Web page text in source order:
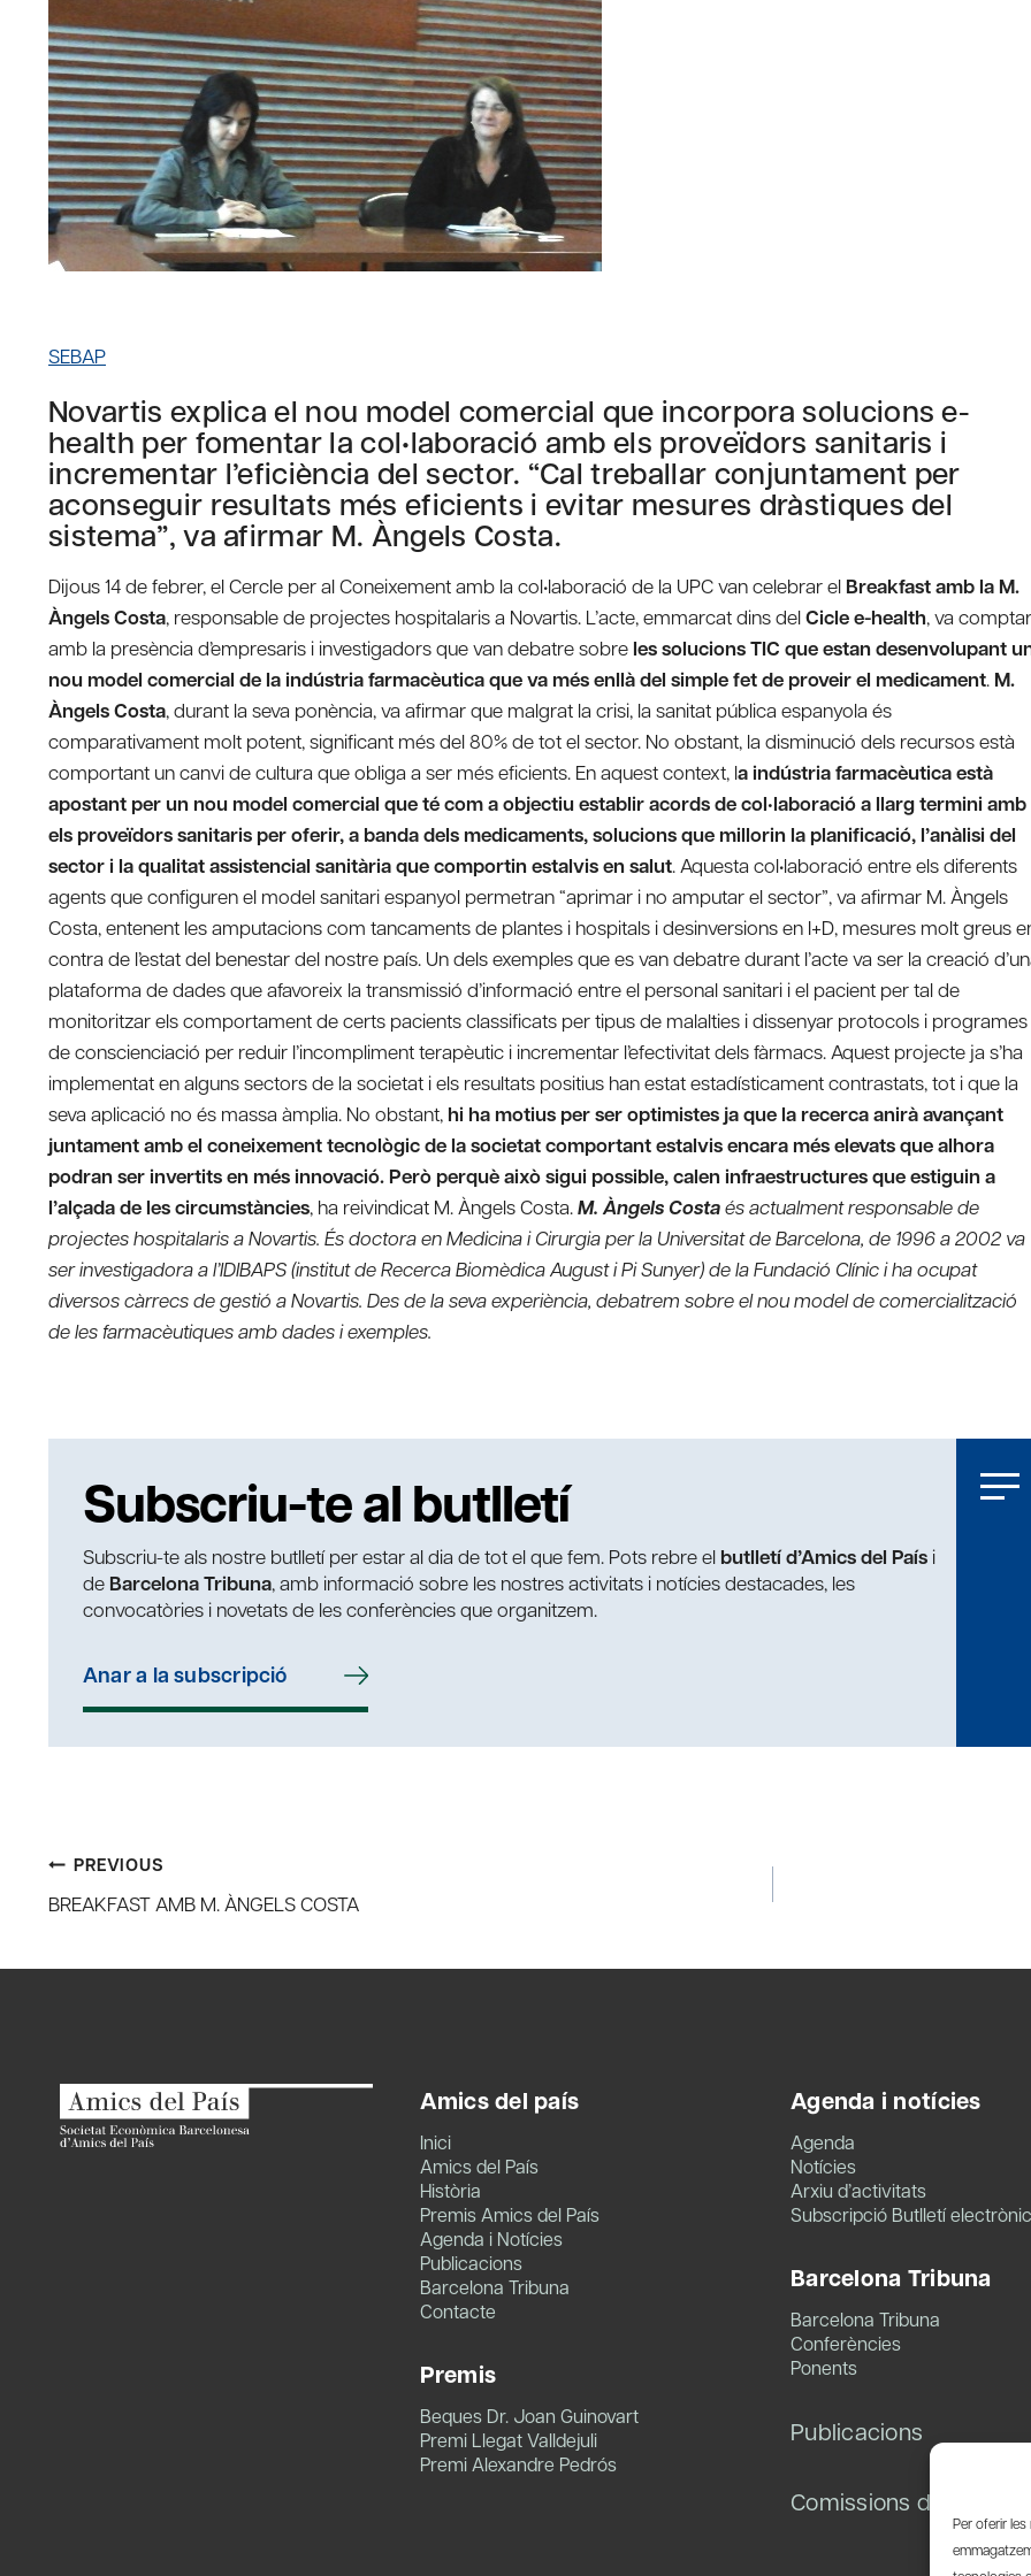
Per oferir
SEBAP
Novartis explica el nou model comercial que incorpora solucions e-
health per fomentar la col•laboració amb els proveïdors sanitaris i
incrementar l’eficiència del sector. “Cal treballar conjuntament per
aconseguir resultats més eficients i evitar mesures dràstiques del
sistema”, va afirmar M. Àngels Costa.
Dijous 14 de febrer, el Cercle per al Coneixement amb la col•laboració de la UPC van celebrar el Breakfast amb la M.
Àngels Costa, responsable de projectes hospitalaris a Novartis. L’acte, emmarcat dins delCicle e-health, va comptar
amb la presència d’empresaris i investigadors que van debatre sobre les solucions TIC que estan desenvolupant
nou model comercial de la indústria farmacèutica que va més enllà del simple fet de proveir el medicament. M.
Àngels Costa, durant la seva ponència, va afirmar que malgrat la crisi, la sanitat pública espanyola és
comparativament molt potent, significant més del 80% de tot el sector. No obstant, la disminució dels recursos està
comportant un canvi de cultura que obliga a ser més eficients. En aquest context, la indústria farmacèutica està
apostant per un nou model comercial que té com a objectiu establir acords de col•laboració a llarg termini amb
els proveïdors sanitaris per oferir, a banda dels medicaments, solucions que millorin la planificació, l’anàlisi del
sector i la qualitat assistencial sanitària que comportin estalvis en salut. Aquesta col•laboració entre els diferents
agents que configuren el model sanitari espanyol permetran “aprimar i no amputar el sector”, va afirmar M. Àngels
Costa, entenent les amputacions com tancaments de plantes i hospitals i desinversions en I+D, mesures molt greus
contra de l’estat del benestar del nostre país. Un dels exemples que es van debatre durant l’acte va ser la creació
plataforma de dades que afavoreix la transmissió d’informació entre el personal sanitari i el pacient per tal de
monitoritzar els comportament de certs pacients classificats per tipus de malalties i dissenyar protocols i programes
de conscienciació per reduir l’incompliment terapèutic i incrementar l’efectivitat dels fàrmacs. Aquest projecte ja s’ha
implementat en alguns sectors de la societat i els resultats positius han estat estadísticament contrastats, tot i que la
seva aplicació no és massa àmplia. No obstant, hi ha motius per ser optimistes ja que la recerca anirà avançant
juntament amb el coneixement tecnològic de la societat comportant estalvis encara més elevats que alhora
podran ser invertits en més innovació. Però perquè això sigui possible, calen infraestructures que estiguin a
l’alçada de les circumstàncies, ha reivindicat M. Àngels Costa.M. Àngels Costaés actualment responsable de
projectes hospitalaris a Novartis. És doctora en Medicina i Cirurgia per la Universitat de Barcelona, de 1996 a 2002 va
ser investigadora a l’IDIBAPS (institut de Recerca Biomèdica August i Pi Sunyer) de la Fundació Clínic i ha ocupat
diversos càrrecs de gestió a Novartis. Des de la seva experiència, debatrem sobre el nou model de comercialització
de les farmacèutiques amb dades i exemples.
Subscriu-te al butlletí
Subscriu-te als nostre butlletí per estar al dia de tot el que fem. Pots rebre el butlletí d’Amics del País i
de Barcelona Tribuna, amb informació sobre les nostres activitats i notícies destacades, les
convocatòries i novetats de les conferències que organitzem.
Anar a la subscripció
Post
navigation
PREVIOUS
BREAKFAST AMB M. ÀNGELS COSTA
Amics del país
Inici
Amics del País
Història
Premis Amics del País
Agenda i Notícies
Publicacions
Barcelona Tribuna
Contacte
Premis
Beques Dr. Joan Guinovart
Premi Llegat Valldejuli
Premi Alexandre Pedrós
Agenda i notícies
Agenda
Notícies
Arxiu d’activitats
Subscripció Butlletí electrònic
Barcelona Tribuna
Barcelona Tribuna
Conferències
Ponents
Publicacions
Comissions de treball